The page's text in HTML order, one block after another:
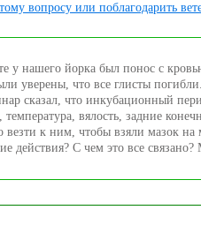
вопросу или поблагодарить
у нашего йорка был понос с
уверены, что все глисты
сказал, что инкубационный
вялость, задние
везти к ним, чтобы взяли мазок
действия? С чем это все связано?